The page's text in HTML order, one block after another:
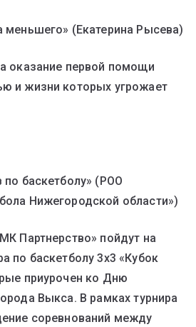
меньшего» (Екатерина Рысева)
оказание первой помощи
и жизни которых угрожает
по баскетболу» (РОО
Нижегородской области»)
Партнерство» пойдут на
по баскетболу 3х3 «Кубок
приурочен ко Дню
Выкса. В рамках турнира
соревнований между